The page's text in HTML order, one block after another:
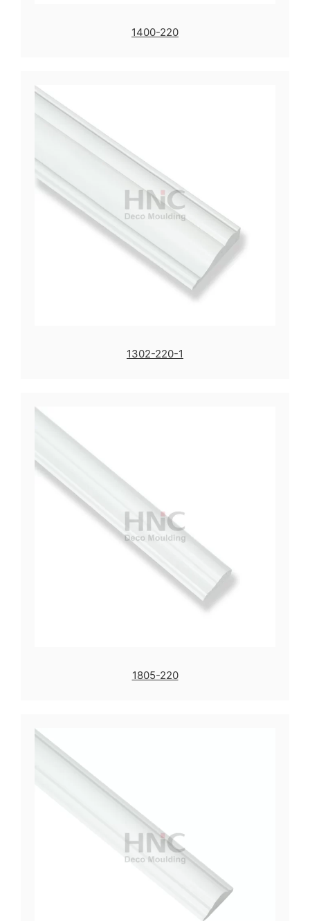
1400-220
1302-220-1
1805-220